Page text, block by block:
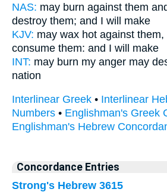
NAS: may burn against them
destroy them; and I will make
KJV: may wax hot against
consume them: and I will make
INT: may burn my anger may
nation
Interlinear Greek • Interlinear
Numbers • Englishman's Greek
Englishman's Hebrew
Concordance Entries
Strong's Hebrew 3615